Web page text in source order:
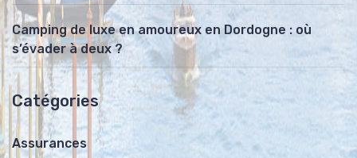
Camping de luxe en amoureux en Dordogne : où
s’évader à deux ?
Catégories
Assurances